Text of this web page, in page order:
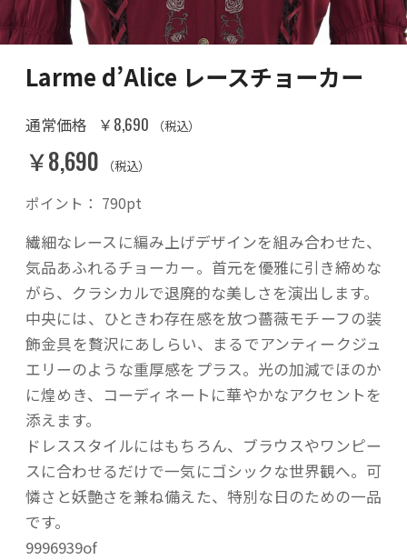
Larme d’Alice レースチョーカー
通常価格 ￥8,690 （税込）
￥8,690 （税込）
ポイント： 790pt
繊細なレースに編み上げデザインを組み合わせた、
気品あふれるチョーカー。首元を優雅に引き締めな
がら、クラシカルで退廃的な美しさを演出します。
中央には、ひときわ存在感を放つ薔薇モチーフの装
飾金具を贅沢にあしらい、まるでアンティークジュ
エリーのような重厚感をプラス。光の加減でほのか
に煌めき、コーディネートに華やかなアクセントを
添えます。
ドレススタイルにはもちろん、ブラウスやワンピー
スに合わせるだけで一気にゴシックな世界観へ。可
憐さと妖艶さを兼ね備えた、特別な日のための一品
です。
9996939of